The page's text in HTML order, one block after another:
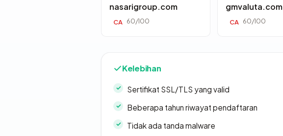
nasarigroup.com
CA 60/100
gmvaluta.com
CA 60/100
Kelebihan
Sertifikat SSL/TLS yang valid
Beberapa tahun riwayat pendaftaran
Tidak ada tanda malware